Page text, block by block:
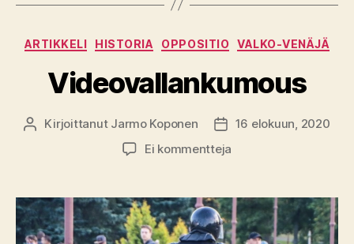
Kategoriat
ARTIKKELI HISTORIA OPPOSITIO VALKO-VENÄJÄ
Videovallankumous
Kirjoittaja
Kirjoittanut Jarmo Koponen Julkaisupäivämäärä
16 elokuun, 2020
Ei kommentteja